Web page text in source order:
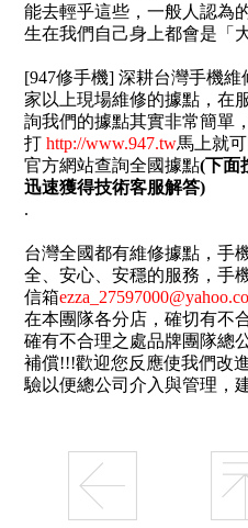
能去輕乎這些，一般人認為
生在我們自己身上都會是「
[947修手機] 深耕台灣手機
家以上現場維修的據點，在
詢我們的據點其實非常簡單
打http://www.947.tw馬上就
官方網站查詢全國據點(下面
迅速獲得技術客服解答)
.
台灣全國都有維修據點，手
全、安心、安穩的服務，手
信箱
在本團隊各分店，確切有不
確有不合理之處品牌團隊總
補償!!!歡迎您反應使我們改
驗以便總公司介入與管理